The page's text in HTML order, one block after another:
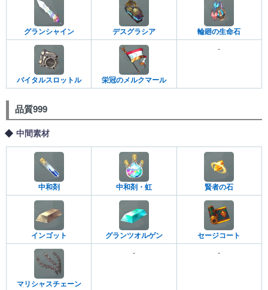
グランシャイン デスグラシア 輪廻の生命石
バイタルスロットル 栄冠のメルクマール
-
品質999
中間素材
中和剤 中和剤・虹 賢者の石
インゴット グランツオルゲン セージコート
マリシャスチェーン
- -